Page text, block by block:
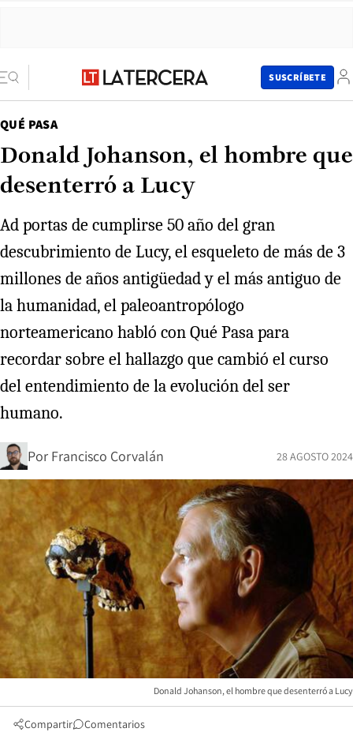
SUSCRÍBETE
QUÉ PASA
Donald Johanson, el hombre que
desenterró a Lucy
Ad portas de cumplirse 50 año del gran
descubrimiento de Lucy, el esqueleto de más de 3
millones de años antigüedad y el más antiguo de
la humanidad, el paleoantropólogo
norteamericano habló con Qué Pasa para
recordar sobre el hallazgo que cambió el curso
del entendimiento de la evolución del ser
humano.
Por Francisco Corvalán 28 AGOSTO 2024
Donald Johanson, el hombre que desenterró a Lucy
Compartir Comentarios